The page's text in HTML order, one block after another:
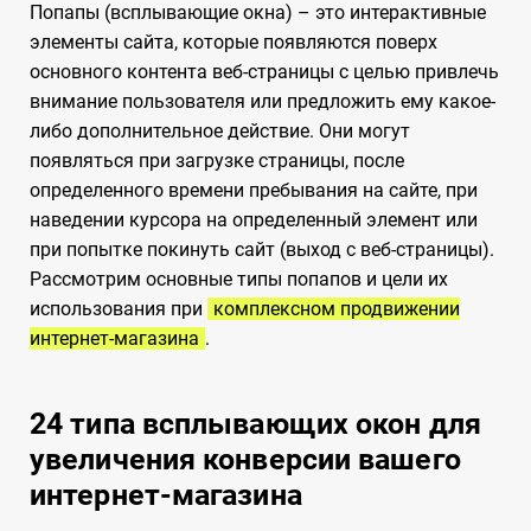
Попапы (всплывающие окна) – это интерактивные
элементы сайта, которые появляются поверх
основного контента веб-страницы с целью привлечь
внимание пользователя или предложить ему какое-
либо дополнительное действие. Они могут
появляться при загрузке страницы, после
определенного времени пребывания на сайте, при
наведении курсора на определенный элемент или
при попытке покинуть сайт (выход с веб-страницы).
Рассмотрим основные типы попапов и цели их
использования при комплексном продвижении
интернет-магазина .
24 типа всплывающих окон для
увеличения конверсии вашего
интернет-магазина